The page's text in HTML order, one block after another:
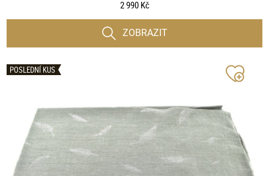
2 990 Kč
ZOBRAZIT
POSLEDNÍ KUS